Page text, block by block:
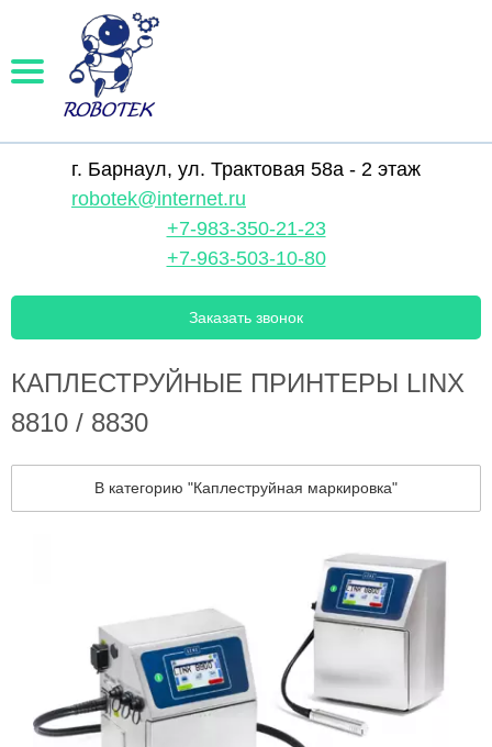
г. Барнаул, ул. Трактовая 58а - 2 этаж
robotek@internet.ru
+7-983-350-21-23
+7-963-503-10-80
Заказать звонок
КАПЛЕСТРУЙНЫЕ ПРИНТЕРЫ LINX
8810 / 8830
В категорию "Каплеструйная маркировка"